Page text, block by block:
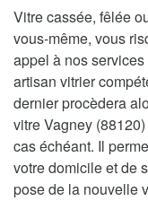
Vitre cassée, fêlée
vous-même, vous
appel à nos
artisan vitrier
dernier procèdera
vitre Vagney
cas échéant. Il
votre domicile et de
pose de la nouvelle